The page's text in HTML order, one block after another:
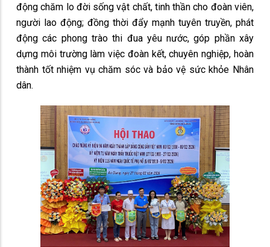
động chăm lo đời sống vật chất, tinh thần cho đoàn viên,
người lao động; đồng thời đẩy mạnh tuyên truyền, phát
động các phong trào thi đua yêu nước, góp phần xây
dựng môi trường làm việc đoàn kết, chuyên nghiệp, hoàn
thành tốt nhiệm vụ chăm sóc và bảo vệ sức khỏe Nhân
dân.